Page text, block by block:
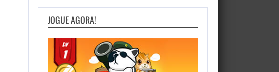
JOGUE AGORA!